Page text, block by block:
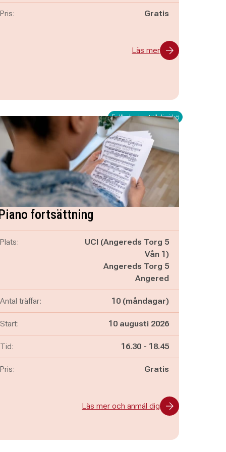
Pris: Gratis
Läs mer
Fullbokad - ställ dig i kö
fortsättning
Plats:
UCI (Angereds Torg 5
Vån 1)
Angereds Torg 5
Angered
Antal träffar: 10 (måndagar)
Start: 10 augusti 2026
Tid: Pågår mellan
16.30 - och
18.45
Pris: Gratis
Läs mer och anmäl dig